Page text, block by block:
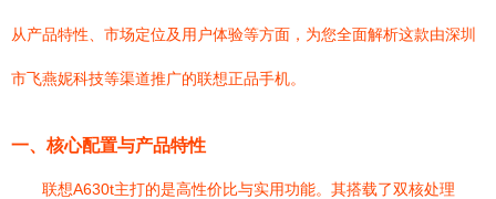
从产品特性、市场定位及用户体验等方面，为您全面解析这款由深圳
市飞燕妮科技等渠道推广的联想正品手机。
一、核心配置与产品特性
联想A630t主打的是高性价比与实用功能。其搭载了双核处理